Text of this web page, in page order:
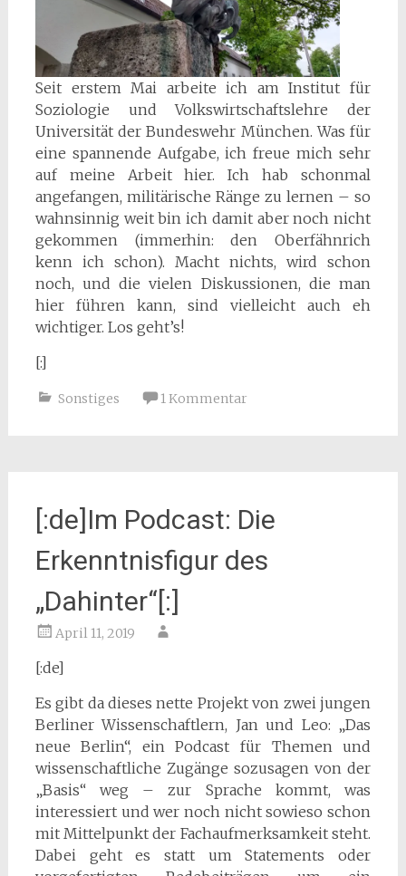
Seit erstem Mai arbeite ich am Institut für
Soziologie und Volkswirtschaftslehre der
Universität der Bundeswehr München. Was für
eine spannende Aufgabe, ich freue mich sehr
auf meine Arbeit hier. Ich hab schonmal
angefangen, militärische Ränge zu lernen – so
wahnsinnig weit bin ich damit aber noch nicht
gekommen (immerhin: den Oberfähnrich
kenn ich schon). Macht nichts, wird schon
noch, und die vielen Diskussionen, die man
hier führen kann, sind vielleicht auch eh
wichtiger. Los geht’s!
[:]
Sonstiges 1 Kommentar
[:de]Im Podcast: Die
Erkenntnisfigur des
„Dahinter“[:]
April 11, 2019
[:de]
Es gibt da dieses nette Projekt von zwei jungen
Berliner Wissenschaftlern, Jan und Leo: „Das
neue Berlin“, ein Podcast für Themen und
wissenschaftliche Zugänge sozusagen von der
„Basis“ weg – zur Sprache kommt, was
interessiert und wer noch nicht sowieso schon
mit Mittelpunkt der Fachaufmerksamkeit steht.
Dabei geht es statt um Statements oder